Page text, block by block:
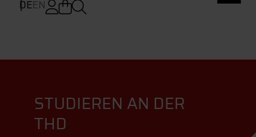
DEEN
STUDIEREN AN DER
THD